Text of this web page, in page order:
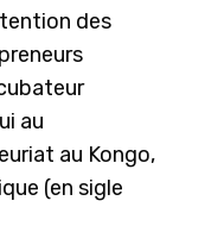
des
au
au Kongo,
(en sigle